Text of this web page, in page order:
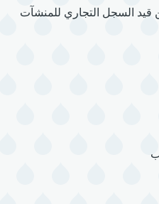
السجل التجاري للمنشآت